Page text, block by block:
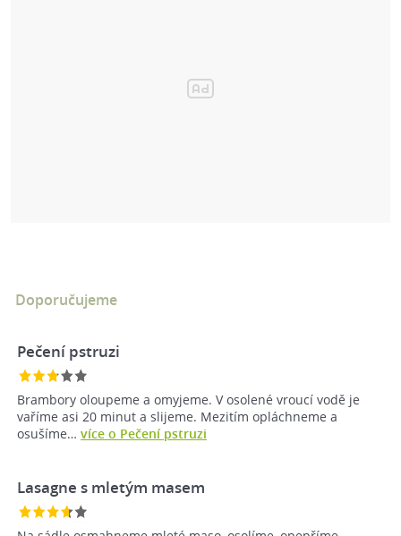
Doporučujeme
Pečení pstruzi
Brambory oloupeme a omyjeme. V osolené vroucí vodě je
vaříme asi 20 minut a slijeme. Mezitím opláchneme a
osušíme… více o Pečení pstruzi
Lasagne s mletým masem